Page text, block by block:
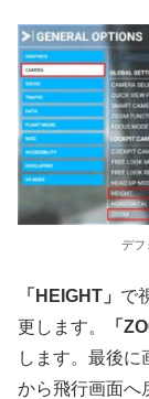
デフ
「HEIGHT」 で
更します。
「
します。最後に
から飛行画面へ